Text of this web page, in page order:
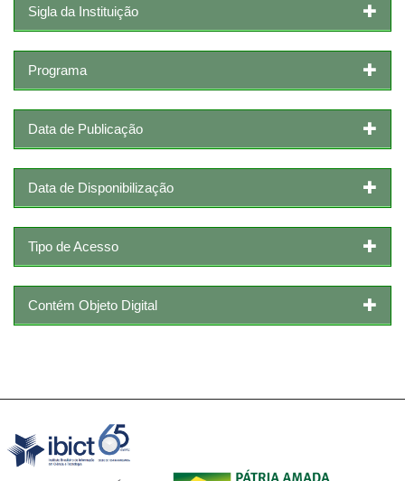
Sigla da Instituição
Programa
Data de Publicação
Data de Disponibilização
Tipo de Acesso
Contém Objeto Digital